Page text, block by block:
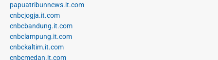
papuatribunnews.it.com
cnbcjogja.it.com
cnbcbandung.it.com
cnbclampung.it.com
cnbckaltim.it.com
cnbcmedan.it.com